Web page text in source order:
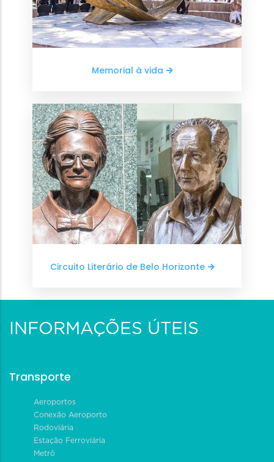
Memorial à vida
Circuito Literário de Belo Horizonte
INFORMAÇÕES ÚTEIS
Transporte
Aeroportos
Conexão Aeroporto
Rodoviária
Estação Ferroviária
Metrô